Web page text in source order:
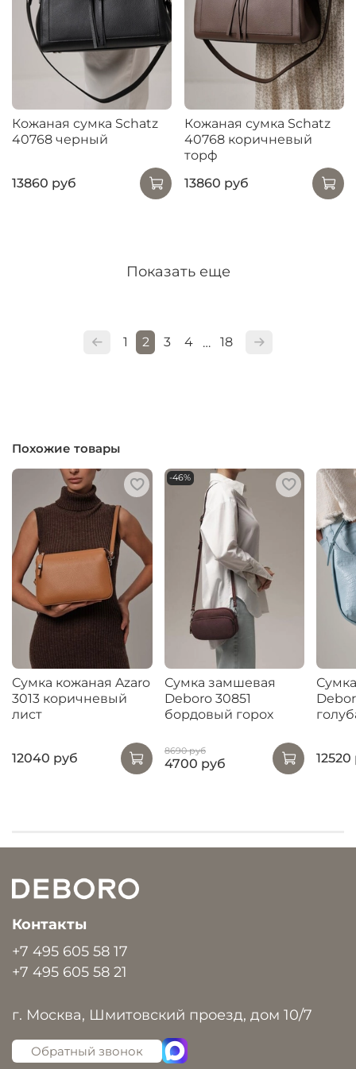
Кожаная сумка Schatz
40768 черный
13860 руб
Кожаная сумка Schatz
40768 коричневый
торф
13860 руб
Показать еще
1 2 3 4 … 18
Похожие товары
Сумка кожаная Azaro
3013 коричневый
лист
12040 руб
-46%
Сумка замшевая
Deboro 30851
бордовый горох
8690 руб
4700 руб
Контакты
+7 495 605 58 17
+7 495 605 58 21
г. Москва, Шмитовский проезд, дом 10/7
Обратный звонок